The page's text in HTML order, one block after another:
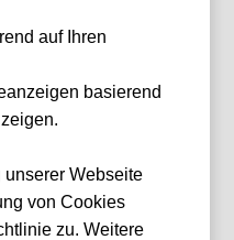
auf Ihren
basierend
unserer Webseite
von Cookies
zu. Weitere